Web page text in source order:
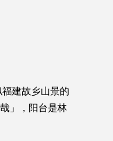
建故乡山景的
」，阳台是林